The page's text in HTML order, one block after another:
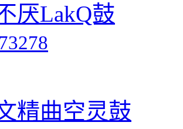
厌LakQ鼓
精曲空灵鼓